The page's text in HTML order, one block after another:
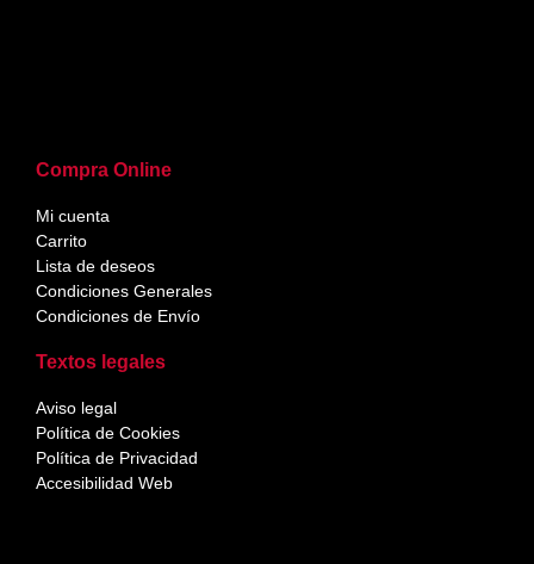
Compra Online
Mi cuenta
Carrito
Lista de deseos
Condiciones Generales
Condiciones de Envío
Textos legales
Aviso legal
Política de Cookies
Política de Privacidad
Accesibilidad Web